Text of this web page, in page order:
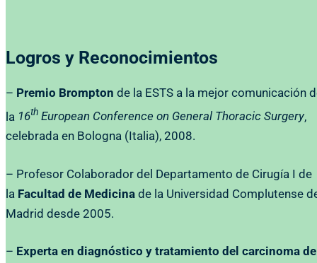
Logros y Reconocimientos
– Premio Brompton de la ESTS a la mejor comunicación
la 16th European Conference on General Thoracic Surgery,
celebrada en Bologna (Italia), 2008.
– Profesor Colaborador del Departamento de Cirugía I de
la Facultad de Medicina de la Universidad Complutense
Madrid desde 2005.
– Experta en diagnóstico y tratamiento del carcinoma de